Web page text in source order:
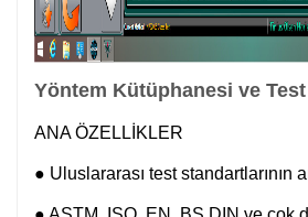
Yöntem Kütüphanesi ve Test
ANA ÖZELLİKLER
● Uluslararası test standartlarının